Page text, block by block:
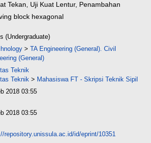
Tekan, Uji Kuat Lentur, Penambahan
block hexagonal
(Undergraduate)
> TA Engineering (General). Civil
(General)
Teknik
Teknik > Mahasiswa FT - Skripsi Teknik Sipil
2018 03:55
2018 03:55
repository.unissula.ac.id/id/eprint/10351